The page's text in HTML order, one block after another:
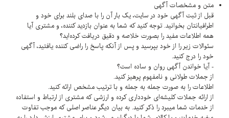
متن و مشخصات آگهی
قبل از ثبت آگهی خود در سایت، یک بار آن را با صدای بلند برای خود و
اطرافیانتان بخوانید. توجه کنید که شما به عنوان بازدید کننده، و مشتری آیا
همه اطلاعات مفید را بصورت خلاصه و دقیق دریافت کرده‌اید؟
سئوالات زیر را از خود بپرسید و پس از آنکه پاسخ را راضی کننده یافتید، آگهی
خود را درج کنید.
- آیا خواندن آگهی روان و ساده است؟
از جملات طولانی و نامفهوم پرهیز کنید.
اطلاعات را به صورت جمله به جمله و با ترتیب مشخص ارائه کنید.
از ارائه جملات کلیشه‌ای خودداری کرده و ارزشی که مشتری از ارتباط و استفاده
از خدمات شما میبرد را ذکر کنید. به بیان دیگر عناصر اصلی که موجب تفاوت